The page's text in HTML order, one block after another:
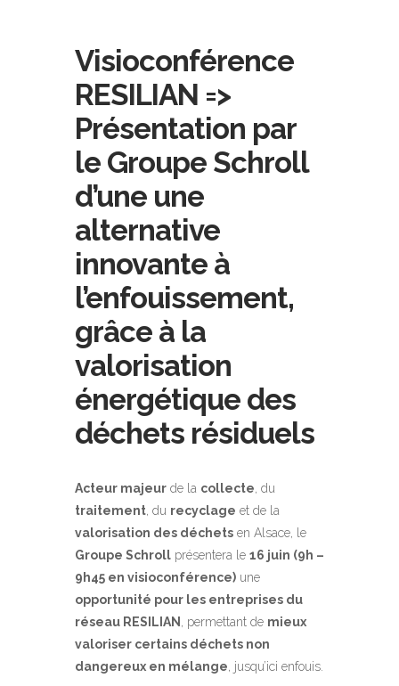
Visioconférence
RESILIAN =>
Présentation par
le Groupe Schroll
d’une une
alternative
innovante à
l’enfouissement,
grâce à la
valorisation
énergétique des
déchets résiduels
Acteur majeur de la collecte , du
traitement , du recyclage et de la
valorisation des déchets en Alsace, le
Groupe Schroll présentera le 16 juin (9h –
9h45 en visioconférence) une
opportunité pour les entreprises du
réseau RESILIAN
, permettant de mieux
valoriser certains déchets non
dangereux en mélange , jusqu’ici enfouis.